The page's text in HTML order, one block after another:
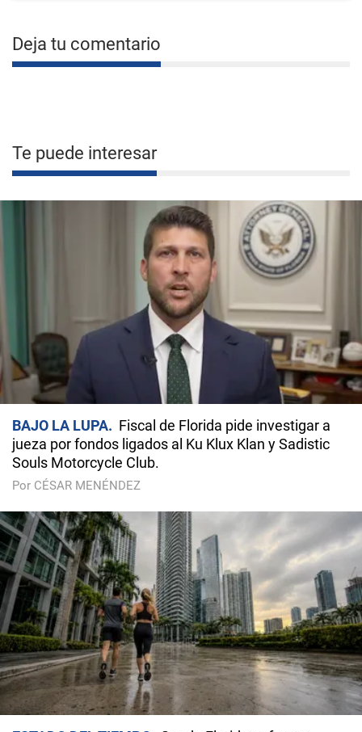
Deja tu comentario
Te puede interesar
BAJO LA LUPA
Fiscal de Florida pide investigar a
jueza por fondos ligados al Ku Klux Klan y Sadistic
Souls Motorcycle Club.
Por CÉSAR MENÉNDEZ